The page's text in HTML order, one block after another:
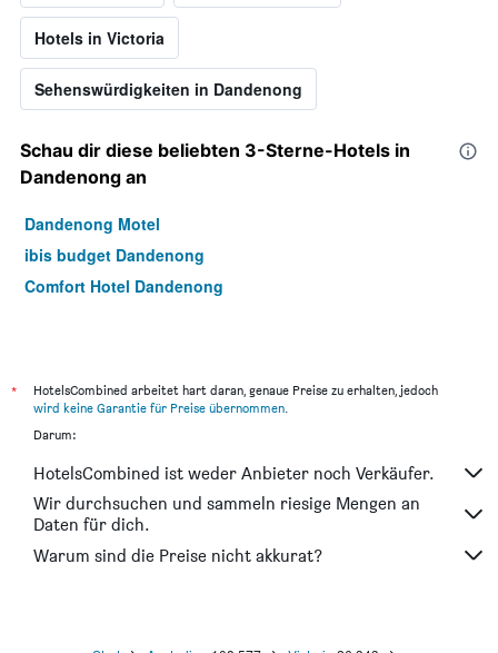
Hotels in Victoria
Sehenswürdigkeiten in Dandenong
Schau dir diese beliebten 3-Sterne-Hotels in
Dandenong an
Dandenong Motel
ibis budget Dandenong
Comfort Hotel Dandenong
*
HotelsCombined arbeitet hart daran, genaue Preise zu erhalten, jedoch
wird keine Garantie für Preise übernommen.
Darum:
HotelsCombined ist weder Anbieter noch Verkäufer.
Wir durchsuchen und sammeln riesige Mengen an
Daten für dich.
Warum sind die Preise nicht akkurat?